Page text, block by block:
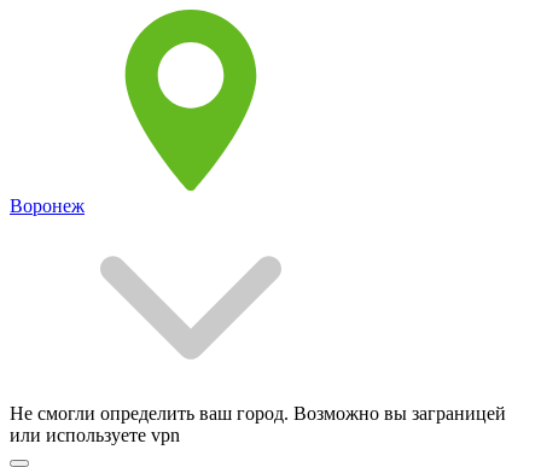
Воронеж
Не смогли определить ваш город. Возможно вы заграницей
или используете vpn